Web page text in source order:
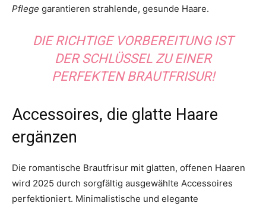
Pflege garantieren strahlende, gesunde Haare.
DIE RICHTIGE VORBEREITUNG IST
DER SCHLÜSSEL ZU EINER
PERFEKTEN BRAUTFRISUR!
Accessoires, die glatte Haare
ergänzen
Die romantische Brautfrisur mit glatten, offenen Haaren
wird 2025 durch sorgfältig ausgewählte Accessoires
perfektioniert. Minimalistische und elegante